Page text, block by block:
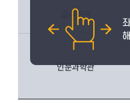
교수회관
인문과학관